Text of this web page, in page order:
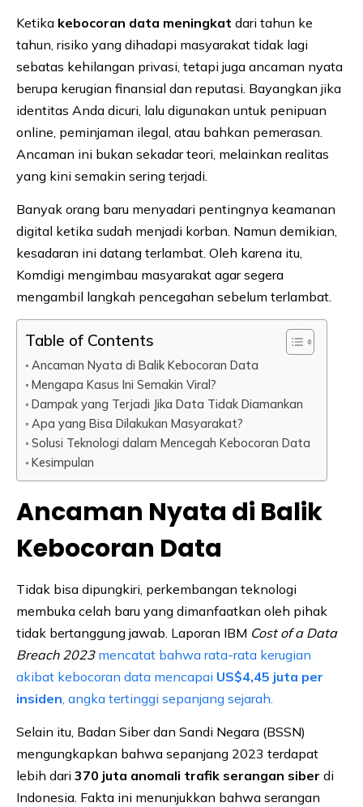
Ketika kebocoran data meningkat dari tahun ke
tahun, risiko yang dihadapi masyarakat tidak lagi
sebatas kehilangan privasi, tetapi juga ancaman nyata
berupa kerugian finansial dan reputasi. Bayangkan jika
identitas Anda dicuri, lalu digunakan untuk penipuan
online, peminjaman ilegal, atau bahkan pemerasan.
Ancaman ini bukan sekadar teori, melainkan realitas
yang kini semakin sering terjadi.
Banyak orang baru menyadari pentingnya keamanan
digital ketika sudah menjadi korban. Namun demikian,
kesadaran ini datang terlambat. Oleh karena itu,
Komdigi mengimbau masyarakat agar segera
mengambil langkah pencegahan sebelum terlambat.
Table of Contents
Ancaman Nyata di Balik Kebocoran Data
Mengapa Kasus Ini Semakin Viral?
Dampak yang Terjadi Jika Data Tidak Diamankan
Apa yang Bisa Dilakukan Masyarakat?
Solusi Teknologi dalam Mencegah Kebocoran Data
Kesimpulan
Ancaman Nyata di Balik
Kebocoran Data
Tidak bisa dipungkiri, perkembangan teknologi
membuka celah baru yang dimanfaatkan oleh pihak
tidak bertanggung jawab. Laporan IBM Cost of a Data
Breach 2023 mencatat bahwa rata-rata kerugian
akibat kebocoran data mencapai US$4,45 juta per
insiden , angka tertinggi sepanjang sejarah.
Selain itu, Badan Siber dan Sandi Negara (BSSN)
mengungkapkan bahwa sepanjang 2023 terdapat
lebih dari 370 juta anomali trafik serangan siber di
Indonesia. Fakta ini menunjukkan bahwa serangan